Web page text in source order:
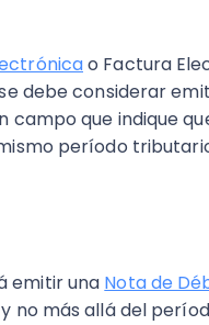
o Factura
debe considerar
campo que indique
período
emitir una Nota de
no más allá del